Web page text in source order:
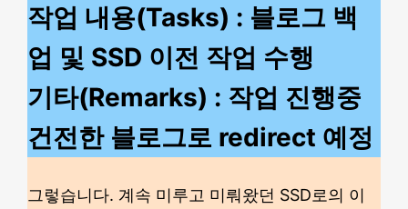
작업 내용(Tasks) : 블로그 백
업 및 SSD 이전 작업 수행
기타(Remarks) : 작업 진행중
건전한 블로그로 redirect 예정
그렇습니다. 계속 미루고 미뤄왔던 SSD로의 이